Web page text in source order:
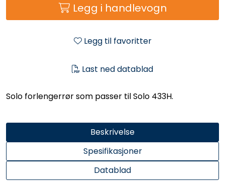
Legg i handlevogn
Legg til favoritter
Last ned datablad
Solo forlengerrør som passer til Solo 433H.
Beskrivelse
Spesifikasjoner
Datablad